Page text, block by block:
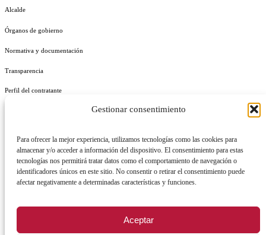
Gestionar consentimiento
Para ofrecer la mejor experiencia, utilizamos tecnologías como las cookies para
almacenar y/o acceder a información del dispositivo. El consentimiento para estas
tecnologías nos permitirá tratar datos como el comportamiento de navegación o
identificadores únicos en este sitio. No consentir o retirar el consentimiento puede
afectar negativamente a determinadas características y funciones.
Aceptar
Alcalde
Órganos de gobierno
Normativa y documentación
Transparencia
Perfil del contratante
REGISTRO DE ACTIVIDADES DE TRATAMIENTO